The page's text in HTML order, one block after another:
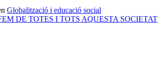
Globalització i educació social
DE TOTES I TOTS AQUESTA SOCIETAT